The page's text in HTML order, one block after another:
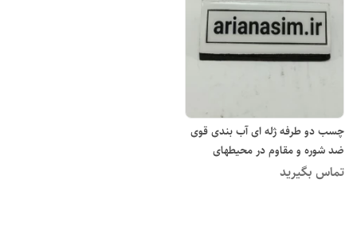
چسب دو طرفه ژله ای آب بندی قوی
ضد شوره و مقاوم در محیطهای
اسیدی
تماس بگیرید